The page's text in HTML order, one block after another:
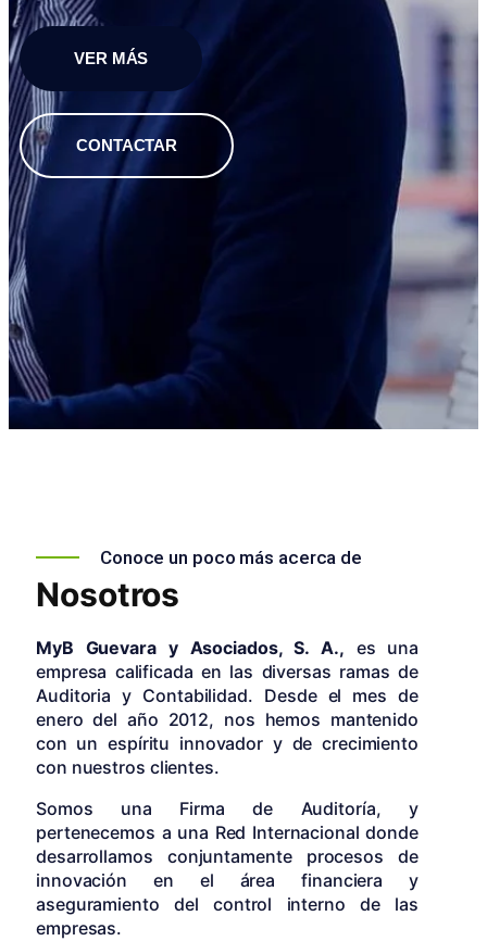
VER MÁS
CONTACTAR
Conoce un poco más acerca de
Nosotros
MyB Guevara y Asociados, S. A., es una
empresa calificada en las diversas ramas de
Auditoria y Contabilidad. Desde el mes de
enero del año 2012, nos hemos mantenido
con un espíritu innovador y de crecimiento
con nuestros clientes.
Somos una Firma de Auditoría, y
pertenecemos a una Red Internacional donde
desarrollamos conjuntamente procesos de
innovación en el área financiera y
aseguramiento del control interno de las
empresas.